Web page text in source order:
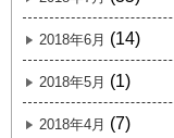
2018年6月 (14)
2018年5月 (1)
2018年4月 (7)